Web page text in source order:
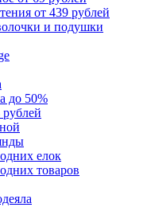
от 439 рублей
и подушки
до 50%
елок
товаров